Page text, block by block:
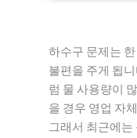
하수구 문제는
불편을 주게 됩
럼 물 사용량이
을 경우 영업 자
그래서 최근에는